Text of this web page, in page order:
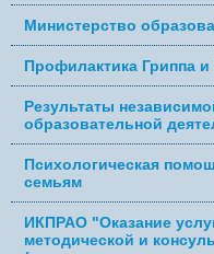
Министерство
Профилактика Гриппа
Результаты
образовательной
Психологическая
семьям
ИКПРАО "Оказание
методической и